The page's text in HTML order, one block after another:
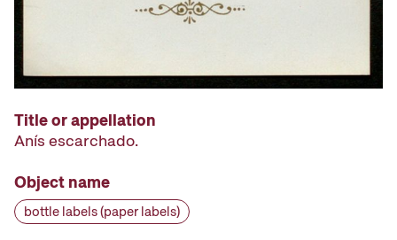
Title or appellation
Anís escarchado.
Object name
bottle labels (paper labels)